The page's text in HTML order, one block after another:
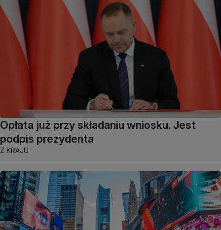
Opłata już przy składaniu wniosku. Jest
podpis prezydenta
Z KRAJU